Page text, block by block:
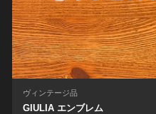
ヴィンテージ品
GIULIA エンブレム